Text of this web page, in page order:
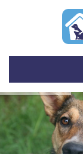
HOME
QUEM SOMOS
ROTINA